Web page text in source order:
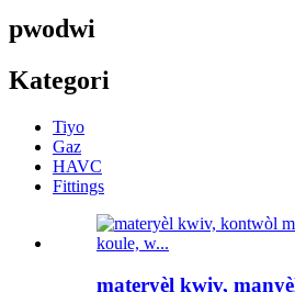
pwodwi
Kategori
Tiyo
Gaz
HAVC
Fittings
materyèl kwiv,